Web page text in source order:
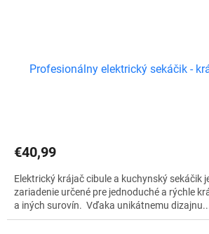
Profesionálny elektrický sekáčik -
€40,99
Elektrický krájač cibule a kuchynský sekáčik
zariadenie určené pre jednoduché a rýchle
a iných surovín. Vďaka unikátnemu